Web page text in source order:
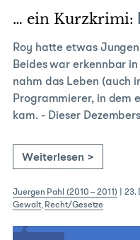
… ein Kurzkrimi:
Roy hatte etwas
Beides war erkennbar
nahm das Leben (auch
Programmierer, in dem
kam. - Dieser
Weiterlesen >
Juergen Pahl (2010 – 2011)| 23.
Gewalt, Recht/Gesetze